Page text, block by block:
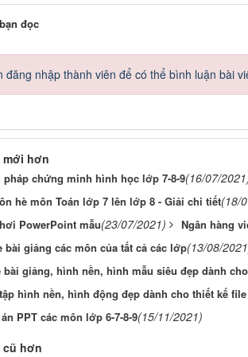
đọc
đăng nhập thành viên để có thể bình luận bài
hơn
chứng minh hình học lớp 7-8-9(16/07/
hè môn Toán lớp 7 lên lớp 8 - Giải chi tiết(18/
PowerPoint mẫu(23/07/2021)
Ngân hàng
bài giảng các môn của tất cả các lớp(13/08/
bài giảng, hình nền, hình mẫu siêu đẹp dành
hình nền, hình động đẹp dành cho thiết kế
PPT các môn lớp 6-7-8-9(15/11/2021)
hơn